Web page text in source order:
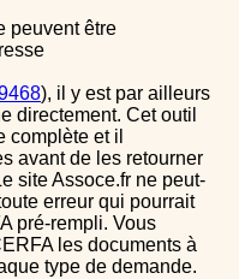
), il y est par ailleurs
directement. Cet outil
complète et il
avant de les retourner
site Assoce.fr ne peut-
erreur qui pourrait
pré-rempli. Vous
les documents à
type de demande.